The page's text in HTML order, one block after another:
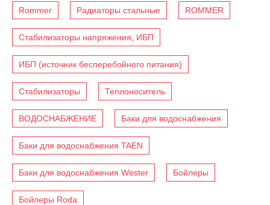
Rommer Радиаторы стальные ROMMER
Стабилизаторы напряжения, ИБП
ИБП (источник бесперебойного питания)
Стабилизаторы Теплоноситель
ВОДОСНАБЖЕНИЕ Баки для водоснабжения
Баки для водоснабжения TAEN
Баки для водоснабжения Wester Бойлеры
Бойлеры Roda